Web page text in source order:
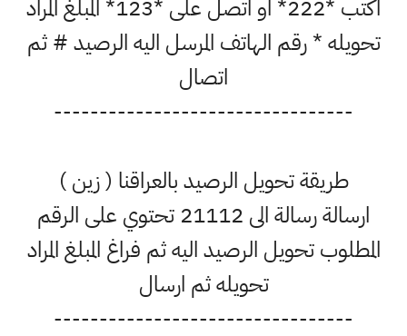
اكتب *222* او اتصل على *123* المبلغ المراد
تحويله * رقم الهاتف المرسل اليه الرصيد # ثم
اتصال
---------------------------------
طريقة تحويل الرصيد بالعراقنا ( زين )
ارسالة رسالة الى 21112 تحتوي على الرقم
المطلوب تحويل الرصيد اليه ثم فراغ المبلغ المراد
تحويله ثم ارسال
---------------------------------